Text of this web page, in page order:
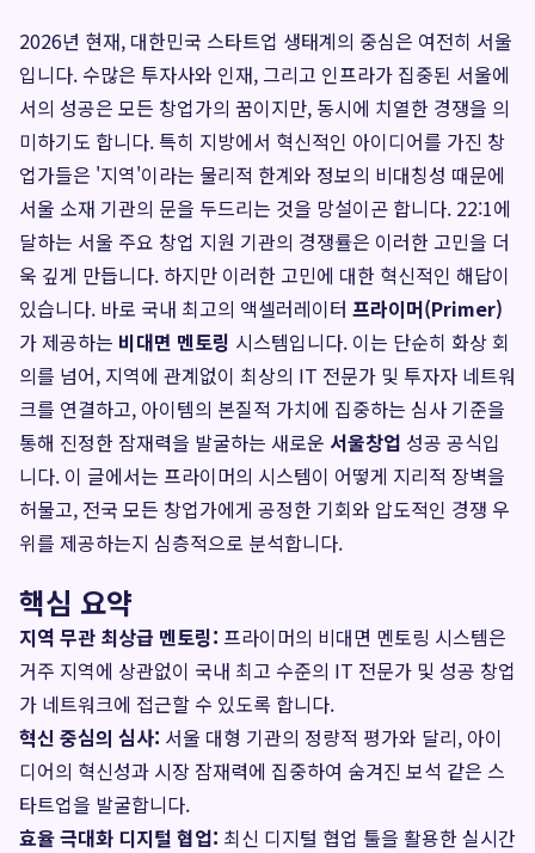
2026년 현재, 대한민국 스타트업 생태계의 중심은 여전히 서울
입니다. 수많은 투자사와 인재, 그리고 인프라가 집중된 서울에
서의 성공은 모든 창업가의 꿈이지만, 동시에 치열한 경쟁을 의
미하기도 합니다. 특히 지방에서 혁신적인 아이디어를 가진 창
업가들은 '지역'이라는 물리적 한계와 정보의 비대칭성 때문에
서울 소재 기관의 문을 두드리는 것을 망설이곤 합니다. 22:1에
달하는 서울 주요 창업 지원 기관의 경쟁률은 이러한 고민을 더
욱 깊게 만듭니다. 하지만 이러한 고민에 대한 혁신적인 해답이
있습니다. 바로 국내 최고의 액셀러레이터 프라이머(Primer)
가 제공하는 비대면 멘토링 시스템입니다. 이는 단순히 화상 회
의를 넘어, 지역에 관계없이 최상의 IT 전문가 및 투자자 네트워
크를 연결하고, 아이템의 본질적 가치에 집중하는 심사 기준을
통해 진정한 잠재력을 발굴하는 새로운 서울창업 성공 공식입
니다. 이 글에서는 프라이머의 시스템이 어떻게 지리적 장벽을
허물고, 전국 모든 창업가에게 공정한 기회와 압도적인 경쟁 우
위를 제공하는지 심층적으로 분석합니다.
핵심 요약
지역 무관 최상급 멘토링: 프라이머의 비대면 멘토링 시스템은
거주 지역에 상관없이 국내 최고 수준의 IT 전문가 및 성공 창업
가 네트워크에 접근할 수 있도록 합니다.
혁신 중심의 심사: 서울 대형 기관의 정량적 평가와 달리, 아이
디어의 혁신성과 시장 잠재력에 집중하여 숨겨진 보석 같은 스
타트업을 발굴합니다.
효율 극대화 디지털 협업: 최신 디지털 협업 툴을 활용한 실시간